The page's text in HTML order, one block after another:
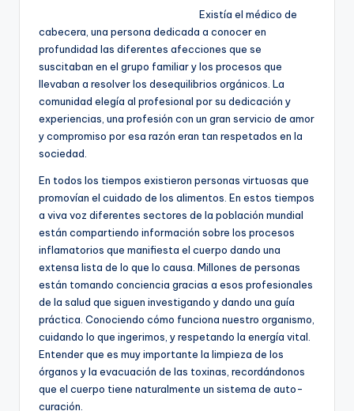
Existía el médico de
cabecera, una persona dedicada a conocer en
profundidad las diferentes afecciones que se
suscitaban en el grupo familiar y los procesos que
llevaban a resolver los desequilibrios orgánicos. La
comunidad elegía al profesional por su dedicación y
experiencias, una profesión con un gran servicio de amor
y compromiso por esa razón eran tan respetados en la
sociedad.
En todos los tiempos existieron personas virtuosas que
promovían el cuidado de los alimentos. En estos tiempos
a viva voz diferentes sectores de la población mundial
están compartiendo información sobre los procesos
inflamatorios que manifiesta el cuerpo dando una
extensa lista de lo que lo causa. Millones de personas
están tomando conciencia gracias a esos profesionales
de la salud que siguen investigando y dando una guía
práctica. Conociendo cómo funciona nuestro organismo,
cuidando lo que ingerimos, y respetando la energía vital.
Entender que es muy importante la limpieza de los
órganos y la evacuación de las toxinas, recordándonos
que el cuerpo tiene naturalmente un sistema de auto-
curación.